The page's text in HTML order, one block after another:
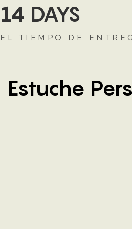
14 DAYS
EL TIEMPO DE
Estuche